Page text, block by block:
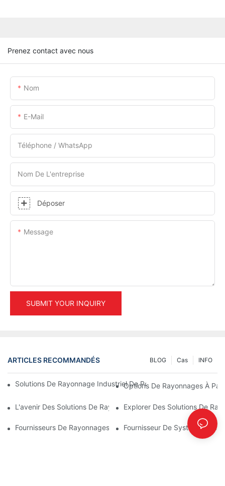
Prenez contact avec nous
Nom
E-Mail
Téléphone / WhatsApp
Nom De L'entreprise
Déposer
Message
SUBMIT YOUR INQUIRY
ARTICLES RECOMMANDÉS INFO
Cas
BLOG
Solutions De Rayonnage Industriel De Pointe Pour Une Gestion
Options De Rayonnages À
L'avenir Des Solutions De Rayonnages Pour Palettes :
Explorer Des Solutions De
Fournisseurs De Rayonnages D'entrepôt : Les Points À Prendre
Fournisseur De Systèmes De